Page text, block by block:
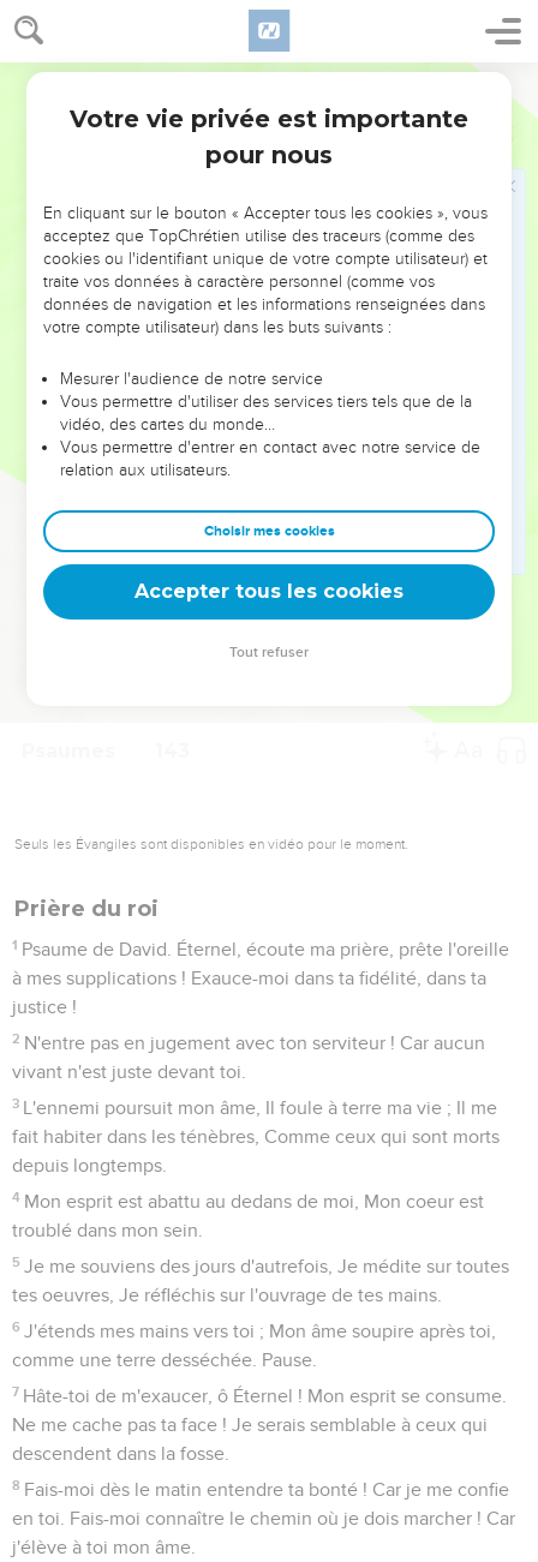
NE MANQUEZ PAS L’ÉVÉNEMENT
DE L’ANNÉE !
ET SI LEURS ERREURS POUVAIENT VOUS ÉVITER LES
VOTRES ?
leur foi ou leur vision. Mais on voit moins les doutes, les erreurs
et les saisons difficiles qu'ils ont traversés, alors même que ce
sont elles qui les ont façonnés.
Dans cette conférence, leaders, entrepreneurs, et responsables
clés pour avancer avec plus de sagesse afin que leurs erreurs
deviennent vos tremplins. Que vous guidiez un ministère, une
équipe, un groupe ou une famille, leur expérience est faite
Seuls les Évangiles sont disponibles en vidéo pour le moment.
Prière du roi
1 Psaume de David. Éternel, écoute ma prière, prête l'oreille
à mes supplications ! Exauce-moi dans ta fidélité, dans ta
justice !
2 N'entre pas en jugement avec ton serviteur ! Car aucun
vivant n'est juste devant toi.
3 L'ennemi poursuit mon âme, Il foule à terre ma vie ; Il me
fait habiter dans les ténèbres, Comme ceux qui sont morts
depuis longtemps.
4 Mon esprit est abattu au dedans de moi, Mon coeur est
troublé dans mon sein.
5 Je me souviens des jours d'autrefois, Je médite sur toutes
tes oeuvres, Je réfléchis sur l'ouvrage de tes mains.
6 J'étends mes mains vers toi ; Mon âme soupire après toi,
comme une terre desséchée. Pause.
7 Hâte-toi de m'exaucer, ô Éternel ! Mon esprit se consume.
Ne me cache pas ta face ! Je serais semblable à ceux qui
descendent dans la fosse.
8 Fais-moi dès le matin entendre ta bonté ! Car je me confie
en toi. Fais-moi connaître le chemin où je dois marcher ! Car
j'élève à toi mon âme.
Votre vie privée est importante
pour nous
En cliquant sur le bouton « Accepter tous les cookies », vous
acceptez que TopChrétien utilise des traceurs (comme des
cookies ou l'identifiant unique de votre compte utilisateur) et
traite vos données à caractère personnel (comme vos
données de navigation et les informations renseignées dans
votre compte utilisateur) dans les buts suivants :
Mesurer l'audience de notre service
Vous permettre d'utiliser des services tiers tels que de la
vidéo, des cartes du monde…
Vous permettre d'entrer en contact avec notre service de
relation aux utilisateurs.
Choisir mes cookies
Accepter tous les cookies
Tout refuser